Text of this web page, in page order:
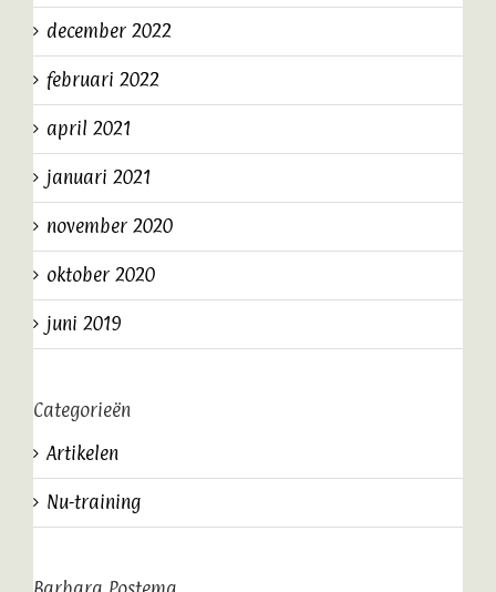
december 2022
februari 2022
april 2021
januari 2021
november 2020
oktober 2020
juni 2019
Categorieën
Artikelen
Nu-training